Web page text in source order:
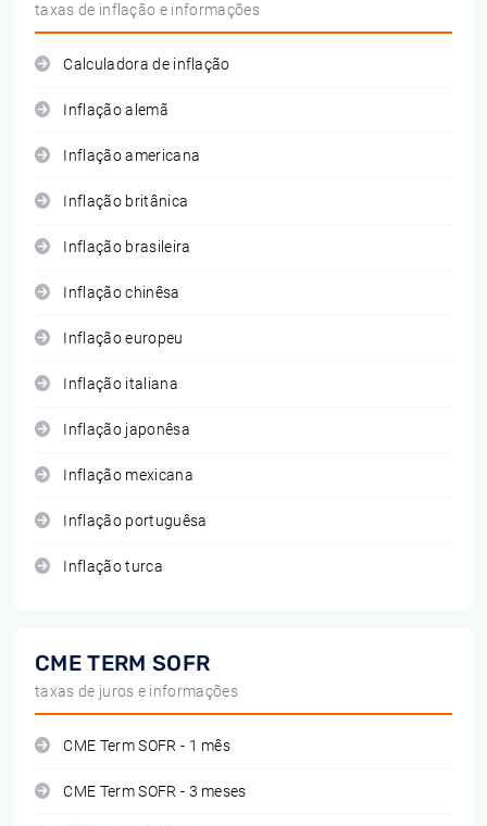
taxas de inflação e informações
Calculadora de inflação
Inflação alemã
Inflação americana
Inflação britânica
Inflação brasileira
Inflação chinêsa
Inflação europeu
Inflação italiana
Inflação japonêsa
Inflação mexicana
Inflação portuguêsa
Inflação turca
CME TERM SOFR
taxas de juros e informações
CME Term SOFR - 1 mês
CME Term SOFR - 3 meses